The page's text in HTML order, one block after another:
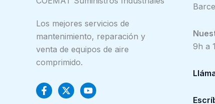
Los mejores servicios de
mantenimiento, reparación y
venta de equipos de aire
comprimido.
9h a